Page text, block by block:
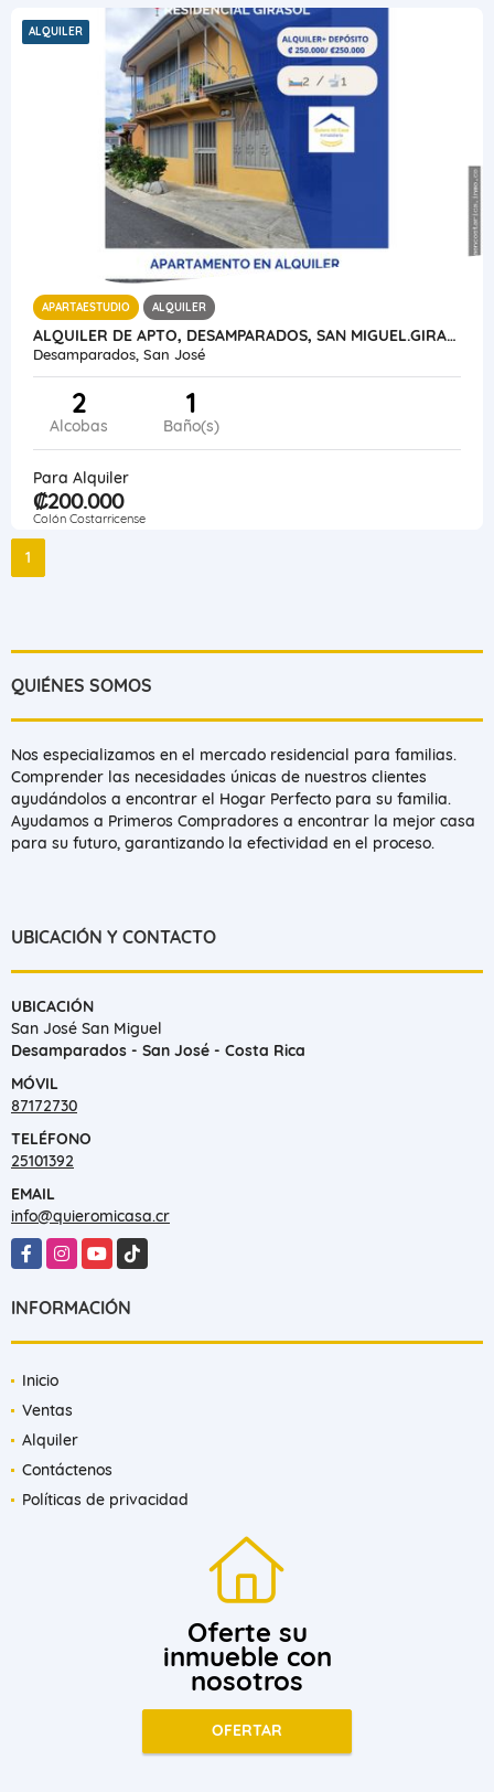
ALQUILER
APARTAESTUDIO ALQUILER
ALQUILER DE APTO, DESAMPARADOS, SAN MIGUEL.GIRASOL
Desamparados, San José
2
Alcobas
1
Baño(s)
Para Alquiler
₡200.000
Colón Costarricense
1
QUIÉNES SOMOS
Nos especializamos en el mercado residencial para familias.
Comprender las necesidades únicas de nuestros clientes
ayudándolos a encontrar el Hogar Perfecto para su familia.
Ayudamos a Primeros Compradores a encontrar la mejor casa
para su futuro, garantizando la efectividad en el proceso.
UBICACIÓN Y CONTACTO
UBICACIÓN
San José San Miguel
Desamparados - San José - Costa Rica
MÓVIL
87172730
TELÉFONO
25101392
EMAIL
info@quieromicasa.cr
FacebookInstagramYouTubeTikTok
INFORMACIÓN
Inicio
Ventas
Alquiler
Contáctenos
Políticas de privacidad
Oferte su
inmueble con
nosotros
OFERTAR